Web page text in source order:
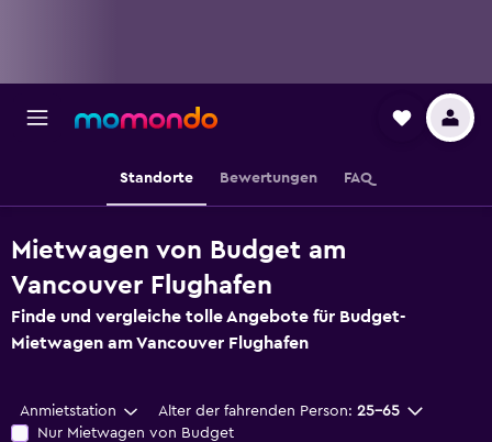
Standorte Bewertungen FAQ
Mietwagen von Budget am
Vancouver Flughafen
Finde und vergleiche tolle Angebote für Budget-
Mietwagen am Vancouver Flughafen
Anmietstation Alter der fahrenden Person: 25-65
Nur Mietwagen von Budget